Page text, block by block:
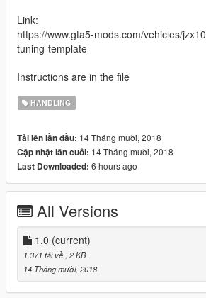
Link:
https://www.gta5-mods.com/vehicles/
tuning-template
Instructions are in the file
HANDLING
Tải lên lần đầu: 14 Tháng mười, 2018
Cập nhật lần cuối: 14 Tháng mười, 2018
Last Downloaded: 6 hours ago
All Versions
1.0 (current)
1.371 tải về , 2 KB
14 Tháng mười, 2018